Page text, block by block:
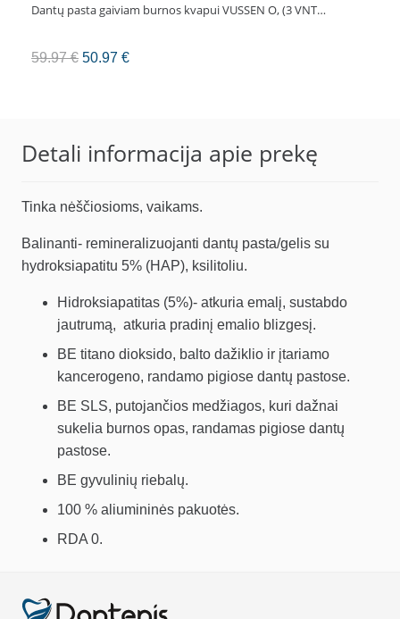
Dantų pasta gaiviam burnos kvapui VUSSEN O, (3 VNT…
59.97€ Original
50.97 €Current
Detali informacija apie prekę
Tinka nėščiosioms, vaikams.
Balinanti- remineralizuojanti dantų pasta/gelis su
hydroksiapatitu 5% (HAP), ksilitoliu.
Hidroksiapatitas (5%)- atkuria emalį, sustabdo
jautrumą, atkuria pradinį emalio blizgesį.
BE titano dioksido, balto dažiklio ir įtariamo
kancerogeno, randamo pigiose dantų pastose.
BE SLS, putojančios medžiagos, kuri dažnai
sukelia burnos opas, randamas pigiose dantų
pastose.
BE gyvulinių riebalų.
100 % aliumininės pakuotės.
RDA 0.